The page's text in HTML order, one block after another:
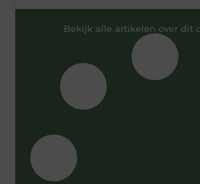
Bekijk alle artikelen over dit